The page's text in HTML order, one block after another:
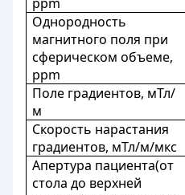
Однородность
магнитного поля при
сферическом объеме,
ppm
Поле градиентов, мТл/
м
Скорость нарастания
градиентов, мТл/м/мкс
Апертура пациента(от
стола до верхней